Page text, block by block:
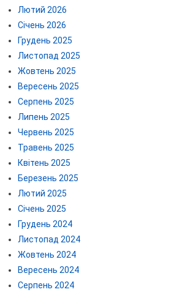
Лютий 2026
Січень 2026
Грудень 2025
Листопад 2025
Жовтень 2025
Вересень 2025
Серпень 2025
Липень 2025
Червень 2025
Травень 2025
Квітень 2025
Березень 2025
Лютий 2025
Січень 2025
Грудень 2024
Листопад 2024
Жовтень 2024
Вересень 2024
Серпень 2024